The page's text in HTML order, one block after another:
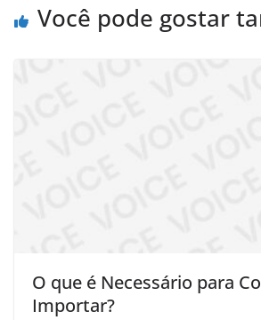
Você pode gostar
O que é Necessário para
Importar?